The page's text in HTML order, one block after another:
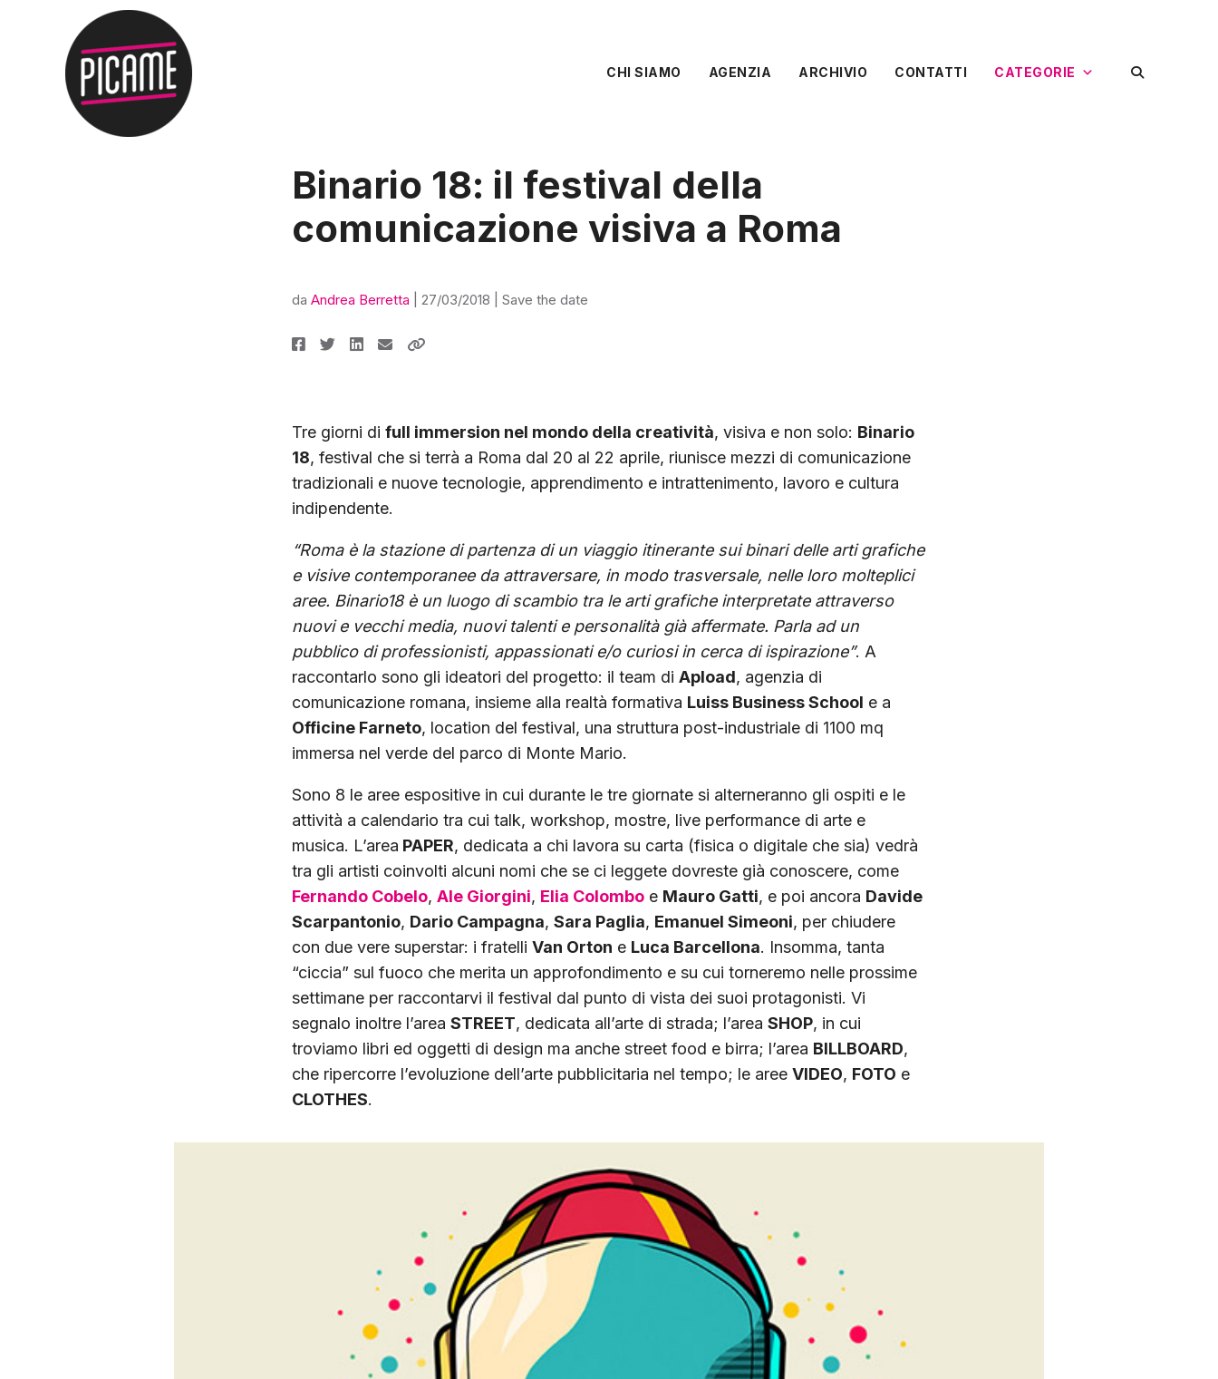
CHI SIAMO AGENZIA ARCHIVIO CONTATTI CATEGORIE
Binario 18: il festival della
comunicazione visiva a Roma
da Andrea Berretta 27/03/2018 Save the date
Tre giorni di full immersion nel mondo della creatività, visiva e non solo: Binario
18, festival che si terrà a Roma dal 20 al 22 aprile, riunisce mezzi di comunicazione
tradizionali e nuove tecnologie, apprendimento e intrattenimento, lavoro e cultura
indipendente.
“Roma è la stazione di partenza di un viaggio itinerante sui binari delle arti grafiche
e visive contemporanee da attraversare, in modo trasversale, nelle loro molteplici
aree. Binario18 è un luogo di scambio tra le arti grafiche interpretate attraverso
nuovi e vecchi media, nuovi talenti e personalità già affermate. Parla ad un
pubblico di professionisti, appassionati e/o curiosi in cerca di ispirazione”. A
raccontarlo sono gli ideatori del progetto: il team di Apload, agenzia di
comunicazione romana, insieme alla realtà formativa Luiss Business School e a
Officine Farneto, location del festival, una struttura post-industriale di 1100 mq
immersa nel verde del parco di Monte Mario.
Sono 8 le aree espositive in cui durante le tre giornate si alterneranno gli ospiti e le
attività a calendario tra cui talk, workshop, mostre, live performance di arte e
musica. L’area PAPER, dedicata a chi lavora su carta (fisica o digitale che sia) vedrà
tra gli artisti coinvolti alcuni nomi che se ci leggete dovreste già conoscere, come
Fernando Cobelo, Ale Giorgini, Elia Colombo e Mauro Gatti, e poi ancora Davide
Scarpantonio, Dario Campagna, Sara Paglia, Emanuel Simeoni, per chiudere
con due vere superstar: i fratelli Van Orton e Luca Barcellona. Insomma, tanta
“ciccia” sul fuoco che merita un approfondimento e su cui torneremo nelle prossime
settimane per raccontarvi il festival dal punto di vista dei suoi protagonisti. Vi
segnalo inoltre l’area STREET, dedicata all’arte di strada; l’area SHOP, in cui
troviamo libri ed oggetti di design ma anche street food e birra; l’area BILLBOARD,
che ripercorre l’evoluzione dell’arte pubblicitaria nel tempo; le aree VIDEO, FOTO e
CLOTHES.